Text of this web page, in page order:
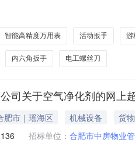
自治州和静县天山钢铁巴州有限
智能高精度万用表 活动扳手 游
内六角扳手 电工螺丝刀
司关于空气净化剂的网上
肥市｜瑶海区 机械设备
货物
招标单位： 合肥市中房物业